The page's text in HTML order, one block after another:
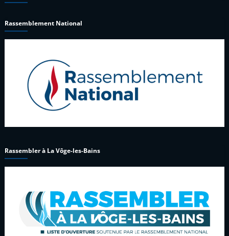
Rassemblement National
Rassembler à La Vôge-les-Bains